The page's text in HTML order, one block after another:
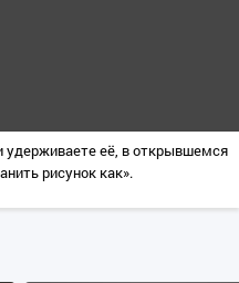
удерживаете её, в открывшемся
рисунок как».